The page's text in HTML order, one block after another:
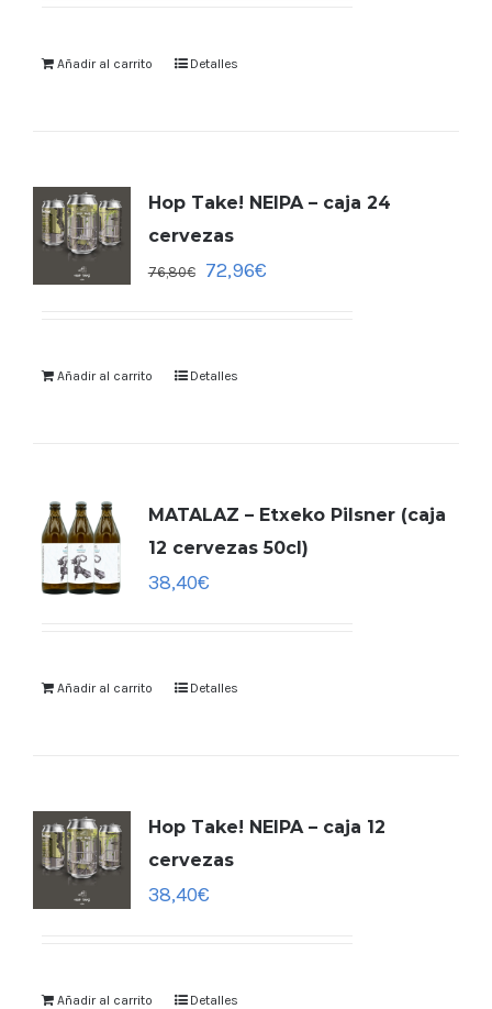
Añadir al carrito Detalles
Hop Take! NEIPA – caja 24
cervezas
76,80€ 72,96€
Añadir al carrito Detalles
MATALAZ – Etxeko Pilsner (caja
12 cervezas 50cl)
38,40€
Añadir al carrito Detalles
Hop Take! NEIPA – caja 12
cervezas
38,40€
Añadir al carrito Detalles